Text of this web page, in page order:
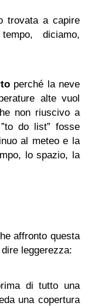
trovata a capire
diciamo,
perché la neve
alte vuol
non riuscivo a
do list” fosse
al meteo e la
lo spazio, la
affronto questa
leggerezza:
di tutto una
una copertura